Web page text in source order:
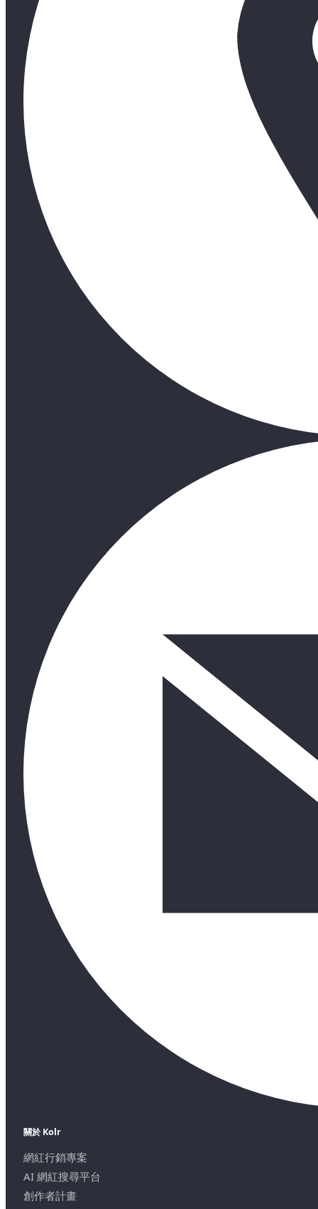
關於 Kolr
網紅行銷專案
AI 網紅搜尋平台
創作者計畫